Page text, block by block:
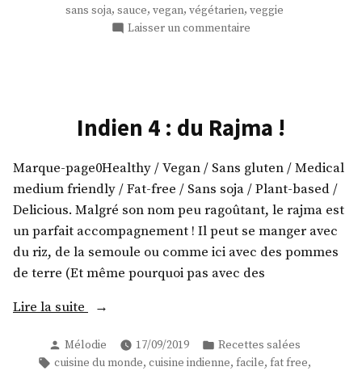
sans soja, sauce, vegan, végétarien, veggie
Laisser un commentaire
trempette
!
Indien 4 : du Rajma !
Marque-page0Healthy / Vegan / Sans gluten / Medical
medium friendly / Fat-free / Sans soja / Plant-based /
Delicious. Malgré son nom peu ragoûtant, le rajma est
un parfait accompagnement ! Il peut se manger avec
du riz, de la semoule ou comme ici avec des pommes
de terre (Et même pourquoi pas avec des
Lire la suite
« Indien
:
Publié
par
Mélodie 17/09/2019
Publié
dans
Recettes salées
Étiquettes :
cuisine du monde, cuisine indienne, facile, fat free,